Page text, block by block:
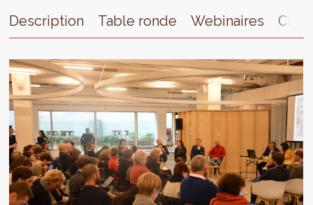
Description Table ronde Webinaires